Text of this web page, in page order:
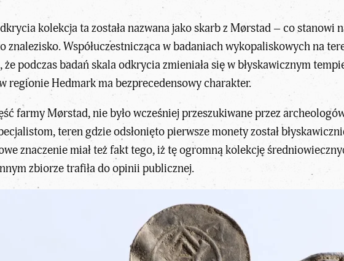
kolekcja ta została nazwana jako skarb z Mørstad – co stanowi
znalezisko. Współuczestnicząca w badaniach wykopaliskowych na
że podczas badań skala odkrycia zmieniała się w błyskawicznym
regionie Hedmark ma bezprecedensowy charakter.
farmy Mørstad, nie było wcześniej przeszukiwane przez
teren gdzie odsłonięto pierwsze monety został
znaczenie miał też fakt tego, iż tę ogromną kolekcję
zbiorze trafiła do opinii publicznej.